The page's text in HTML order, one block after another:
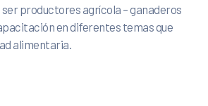
ser productores agrícola – ganaderos
en diferentes temas que
alimentaria.